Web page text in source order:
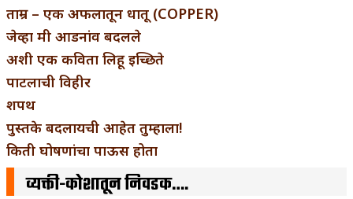
ताम्र – एक अफलातून धातू (COPPER)
जेव्हा मी आडनांव बदलले
अशी एक कविता लिहू इच्छिते
पाटलाची विहीर
शपथ
पुस्तके बदलायची आहेत तुम्हाला!
किती घोषणांचा पाऊस होता
व्यक्ती-कोशातून निवडक….